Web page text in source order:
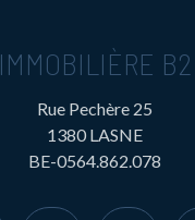
IMMOBILIÈRE B2
Rue Pechère 25
1380 LASNE
BE-0564.862.078